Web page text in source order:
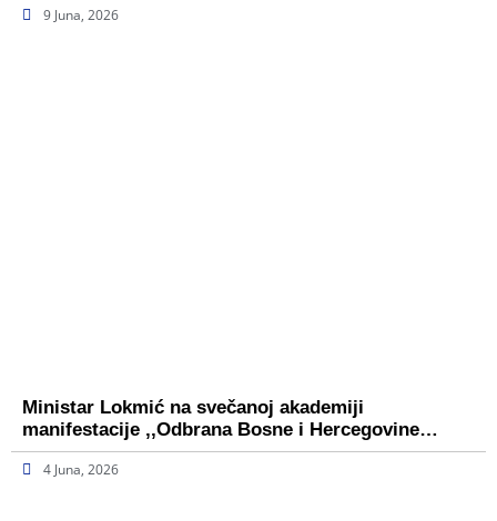
9 Juna, 2026
Ministar Lokmić na svečanoj akademiji
manifestacije ,,Odbrana Bosne i Hercegovine…
4 Juna, 2026